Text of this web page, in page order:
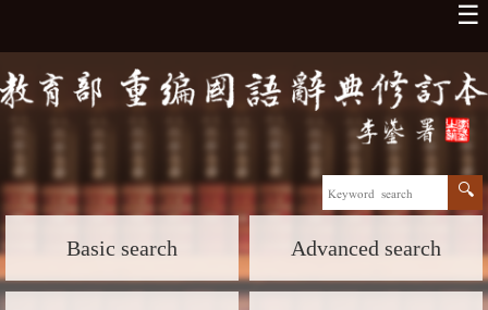
☰
Basic search Advanced search